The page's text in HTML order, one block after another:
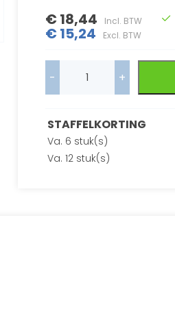
€ 18,44 Incl. BTW
€ 15,24 Excl. BTW
- +
STAFFELKORTING
Va. 6 stuk(s)
Va. 12 stuk(s)